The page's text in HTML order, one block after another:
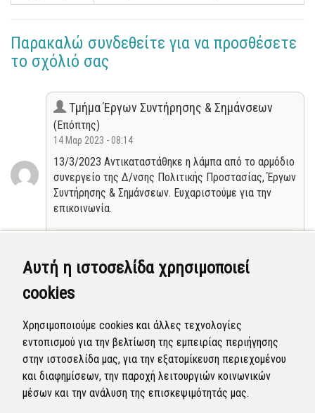
Αυτή η ιστοσελίδα χρησιμοποιεί
cookies
Χρησιμοποιούμε cookies και άλλες τεχνολογίες
εντοπισμού για την βελτίωση της εμπειρίας περιήγησης
στην ιστοσελίδα μας, για την εξατομίκευση περιεχομένου
και διαφημίσεων, την παροχή λειτουργιών κοινωνικών
μέσων και την ανάλυση της επισκεψιμότητάς μας.
Παρακαλώ συνδεθείτε για να προσθέσετε
το σχόλιό σας
Τμήμα Έργων Συντήρησης & Σημάνσεων
(Επόπτης)
14 Μαρ 2023 - 08:14
13/3/2023 Αντικαταστάθηκε η λάμπα από το αρμόδιο
συνεργείο της Δ/νσης Πολιτικής Προστασίας, Έργων
Συντήρησης & Σημάνσεων. Ευχαριστούμε για την
επικοινωνία.
(Επόπτης)
10 Μαρ 2023 - 11:21
Η αναφορά προγραμματίστηκε να επιλυθεί. (αρ.
πρωτ: 13725/08-03-2023)
Προγραμματισμένη